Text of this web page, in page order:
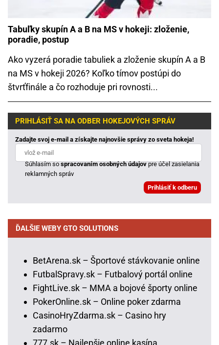
Tabuľky skupín A a B na MS v hokeji: zloženie,
poradie, postup
Ako vyzerá poradie tabuliek a zloženie skupín A a B
na MS v hokeji 2026? Koľko tímov postúpi do
štvrťfinále a čo rozhoduje pri rovnosti...
PRIHLÁSIŤ SA NA ODBER HOKEJOVÝCH SPRÁV
Zadajte svoj e-mail a získajte najnovšie správy zo sveta hokeja!
Súhlasím sospracovaním osobných údajovpre účel zasielania
reklamných správ
ĎALŠIE WEBY GTO SOLUTIONS
BetArena.sk – Športové stávkovanie online
FutbalSpravy.sk – Futbalový portál online
FightLive.sk – MMA a bojové športy online
PokerOnline.sk – Online poker zdarma
CasinoHryZdarma.sk – Casino hry
zadarmo
777.sk – Najlepšie online kasína